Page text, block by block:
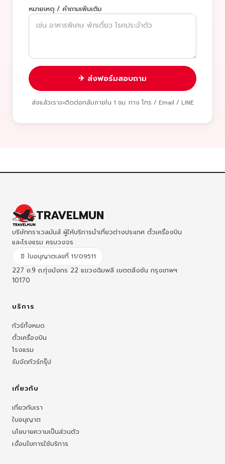
หมายเหตุ / คำถามเพิ่มเติม
✈ ส่งฟอร์มสอบถาม
ส่งแล้วเราจะติดต่อกลับภายใน 1 ชม. ทาง โทร / Email / LINE
TRAVELMUN
บริษัททราเวลมันส์ ผู้ให้บริการนำเที่ยวต่างประเทศ ตั๋วเครื่องบิน
และโรงแรม ครบวงจร
📄 ใบอนุญาตเลขที่ 11/09511
227 ซ.9 ถ.ทุ่งมังกร 22 แขวงฉิมพลี เขตตลิ่งชัน กรุงเทพฯ
10170
บริการ
ทัวร์ทั้งหมด
ตั๋วเครื่องบิน
โรงแรม
รับจัดทัวร์กรุ๊ป
เกี่ยวกับ
เกี่ยวกับเรา
ใบอนุญาต
นโยบายความเป็นส่วนตัว
เงื่อนไขการใช้บริการ